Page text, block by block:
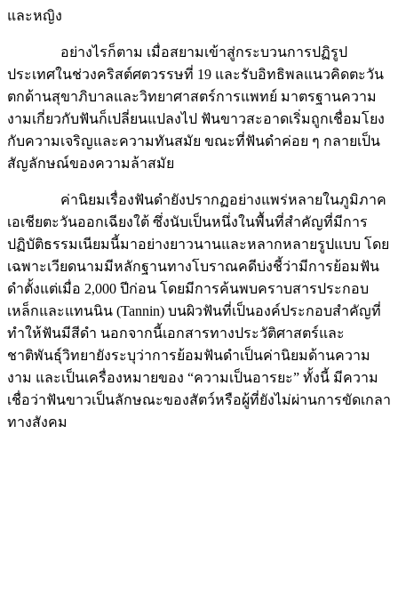
อย่างไรก็ตาม เมื่อสยามเข้าสู่กระบวนการปฏิรูป
ประเทศในช่วงคริสต์ศตวรรษที่ 19 และรับอิทธิพลแนวคิดตะวัน
ตกด้านสุขาภิบาลและวิทยาศาสตร์การแพทย์ มาตรฐานความ
งามเกี่ยวกับฟันก็เปลี่ยนแปลงไป ฟันขาวสะอาดเริ่มถูกเชื่อมโยง
กับความเจริญและความทันสมัย ขณะที่ฟันดำค่อย ๆ กลายเป็น
สัญลักษณ์ของความล้าสมัย
ค่านิยมเรื่องฟันดำยังปรากฏอย่างแพร่หลายในภูมิภาค
เอเชียตะวันออกเฉียงใต้ ซึ่งนับเป็นหนึ่งในพื้นที่สำคัญที่มีการ
ปฏิบัติธรรมเนียมนี้มาอย่างยาวนานและหลากหลายรูปแบบ โดย
เฉพาะเวียดนามมีหลักฐานทางโบราณคดีบ่งชี้ว่ามีการย้อมฟัน
ดำตั้งแต่เมื่อ 2,000 ปีก่อน โดยมีการค้นพบคราบสารประกอบ
เหล็กและแทนนิน (Tannin) บนผิวฟันที่เป็นองค์ประกอบสำคัญที่
ทำให้ฟันมีสีดำ นอกจากนี้เอกสารทางประวัติศาสตร์และ
ชาติพันธุ์วิทยายังระบุว่าการย้อมฟันดำเป็นค่านิยมด้านความ
งาม และเป็นเครื่องหมายของ “ความเป็นอารยะ” ทั้งนี้ มีความ
เชื่อว่าฟันขาวเป็นลักษณะของสัตว์หรือผู้ที่ยังไม่ผ่านการขัดเกลา
ทางสังคม